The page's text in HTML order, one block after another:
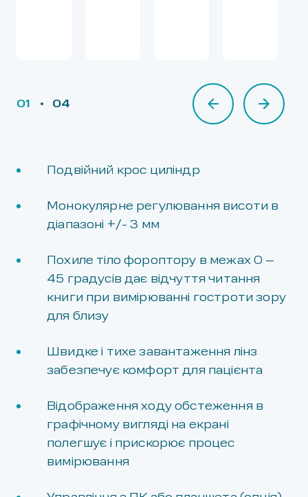
01 04
Подвійний крос циліндр
Монокулярне регулювання висоти в
діапазоні +/- 3 мм
Похиле тіло фороптору в межах 0 –
45 градусів дає відчуття читання
книги при вимірюванні гостроти зору
для близу
Швидке і тихе завантаження лінз
забезпечує комфорт для пацієнта
Відображення ходу обстеження в
графічному вигляді на екрані
полегшує і прискорює процес
вимірювання